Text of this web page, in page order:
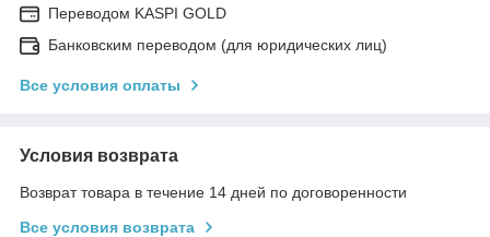
Переводом KASPI GOLD
Банковским переводом (для юридических лиц)
Все условия оплаты
Условия возврата
Возврат товара в течение 14 дней по договоренности
Все условия возврата